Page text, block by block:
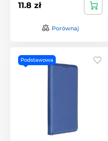
11.8 zł
Porównaj
Podstawowa